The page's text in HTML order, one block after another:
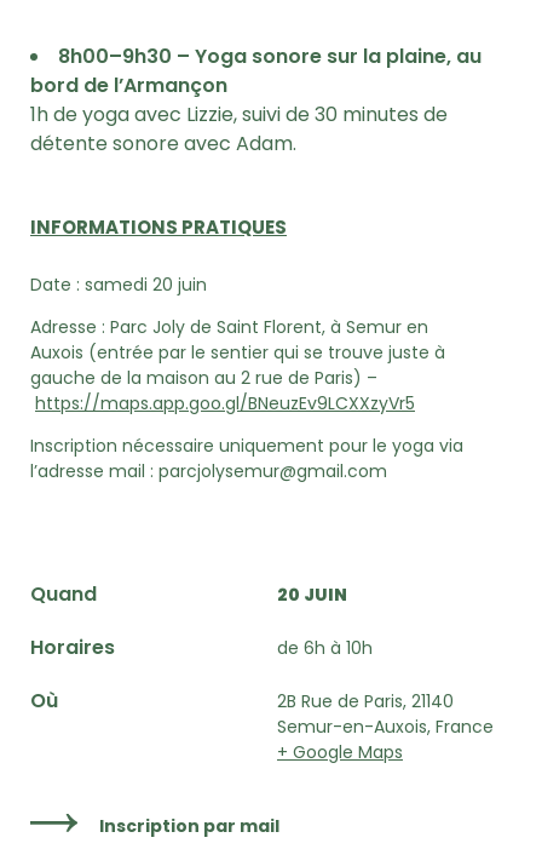
8h00–9h30 – Yoga sonore sur la plaine, au
bord de l’Armançon
1h de yoga avec Lizzie, suivi de 30 minutes de
détente sonore avec Adam.
INFORMATIONS PRATIQUES
Date : samedi 20 juin
Adresse : Parc Joly de Saint Florent, à Semur en
Auxois (entrée par le sentier qui se trouve juste à
gauche de la maison au 2 rue de Paris) –
https://maps.app.goo.gl/BNeuzEv9LCXXzyVr5
Inscription nécessaire uniquement pour le yoga via
l’adresse mail : parcjolysemur@gmail.com
Quand 20 JUIN
Horaires de 6h à 10h
Où
2B Rue de Paris, 21140
Semur-en-Auxois, France
+ Google Maps
Inscription par mail